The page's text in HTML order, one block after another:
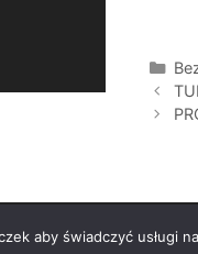
©
aby świadczyć usługi